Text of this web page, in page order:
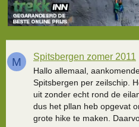
M Spitsbergen zomer 2011
Hallo allemaal,
Spitsbergen per zeilschip.
uit zonder echt rond de
dus het pllan heb opgevat
grote hike te maken.